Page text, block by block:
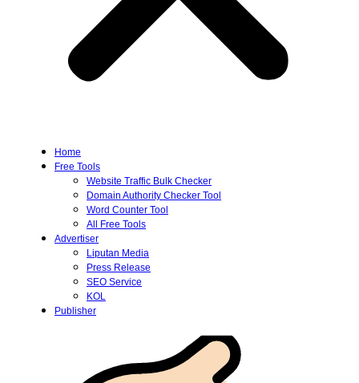
Home
Free Tools
Website Traffic Bulk Checker
Domain Authority Checker Tool
Word Counter Tool
All Free Tools
Advertiser
Liputan Media
Press Release
SEO Service
KOL
Publisher